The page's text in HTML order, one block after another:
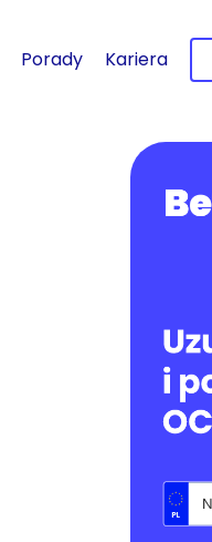
Porady Kariera